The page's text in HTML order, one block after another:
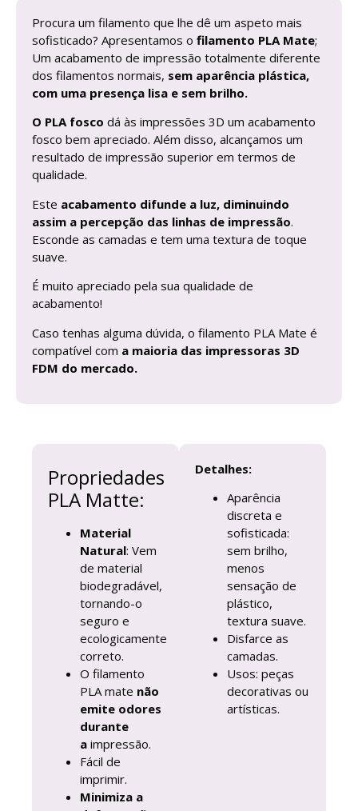
Procura um filamento que lhe dê um aspeto mais
sofisticado? Apresentamos o filamento PLA Mate;
Um acabamento de impressão totalmente diferente
dos filamentos normais, sem aparência plástica,
com uma presença lisa e sem brilho.
O PLA fosco dá às impressões 3D um acabamento
fosco bem apreciado. Além disso, alcançamos um
resultado de impressão superior em termos de
qualidade.
Este acabamento difunde a luz, diminuindo
assim a percepção das linhas de impressão.
Esconde as camadas e tem uma textura de toque
suave.
É muito apreciado pela sua qualidade de
acabamento!
Caso tenhas alguma dúvida, o filamento PLA Mate é
compatível com a maioria das impressoras 3D
FDM do mercado.
Propriedades
PLA Matte:
Material
Natural: Vem
de material
biodegradável,
tornando-o
seguro e
ecologicamente
correto.
O filamento
PLA mate não
emite odores
durante
a impressão.
Fácil de
imprimir.
Minimiza a
Detalhes:
Aparência
discreta e
sofisticada:
sem brilho,
menos
sensação de
plástico,
textura suave.
Disfarce as
camadas.
Usos: peças
decorativas ou
artísticas.